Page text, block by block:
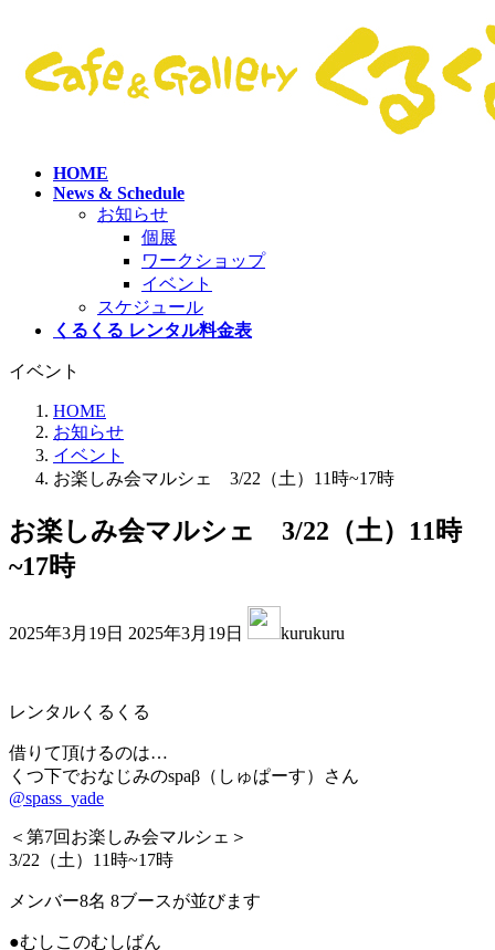
HOME
News & Schedule
お知らせ
個展
ワークショップ
イベント
スケジュール
くるくる レンタル料金表
イベント
HOME
お知らせ
イベント
お楽しみ会マルシェ 3/22（土）11時~17時
お楽しみ会マルシェ 3/22（土）11時
~17時
2025年3月19日 終
日
:
2025年3月19日 kurukuru
レンタルくるくる
借りて頂けるのは…
くつ下でおなじみのspaβ（しゅぱーす）さん
@spass_yade
＜第7回お楽しみ会マルシェ＞
3/22（土）11時~17時
メンバー8名 8ブースが並びます
●むしこのむしばん